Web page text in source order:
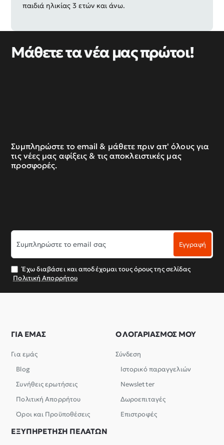
παιδιά ηλικίας 3 ετών και άνω.
Μάθετε τα νέα μας πρώτοι!
Συμπληρώστε το email & μάθετε πριν απ' όλους για
τις νέες μας αφίξεις & τις αποκλειστικές μας
προσφορές.
Συμπληρώστε
το
email
σας
Εγγραφή
Έχω διαβάσει και αποδέχομαι τους όρους της σελίδας
Πολιτική Απορρήτου
ΓΙΑ ΕΜΑΣ
Για εμάς
Blog
Συνήθεις ερωτήσεις
Πολιτική Απορρήτου
Όροι και Προϋποθέσεις
Ο ΛΟΓΑΡΙΑΣΜΟΣ ΜΟΥ
Σύνδεση
Ιστορικό παραγγελιών
Newsletter
Δωροεπιταγές
Επιστροφές
ΕΞΥΠΗΡΕΤΗΣΗ ΠΕΛΑΤΩΝ